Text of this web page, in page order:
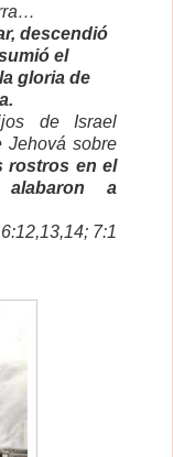
descendió
el
gloria de
de Israel
Jehová sobre
rostros en el
a
7:1